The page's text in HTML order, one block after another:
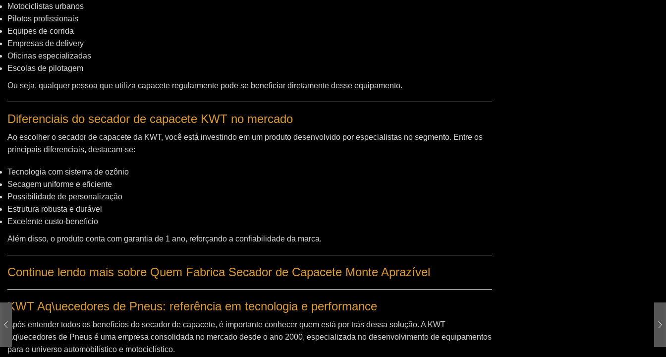
Motociclistas urbanos
Pilotos profissionais
Equipes de corrida
Empresas de delivery
Oficinas especializadas
Escolas de pilotagem
Ou seja, qualquer pessoa que utiliza capacete regularmente pode se beneficiar diretamente desse equipamento.
Diferenciais do secador de capacete KWT no mercado
Ao escolher o secador de capacete da KWT, você está investindo em um produto desenvolvido por especialistas no segmento. Entre os
principais diferenciais, destacam-se:
Tecnologia com sistema de ozônio
Secagem uniforme e eficiente
Possibilidade de personalização
Estrutura robusta e durável
Excelente custo-benefício
Além disso, o produto conta com garantia de 1 ano, reforçando a confiabilidade da marca.
Continue lendo mais sobre Quem Fabrica Secador de Capacete Monte Aprazível
KWT Aq\uecedores de Pneus: referência em tecnologia e performance
Após entender todos os benefícios do secador de capacete, é importante conhecer quem está por trás dessa solução. A KWT
Aq\uecedores de Pneus é uma empresa consolidada no mercado desde o ano 2000, especializada no desenvolvimento de equipamentos
para o universo automobilístico e motociclístico.